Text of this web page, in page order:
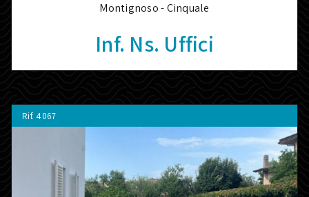
Montignoso - Cinquale
Inf. Ns. Uffici
Rif. 4067